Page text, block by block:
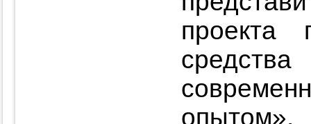
проекта